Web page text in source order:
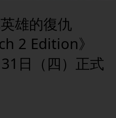
雄的復仇
2 Edition》
日（四）正式